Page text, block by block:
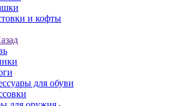
и кофты
для обуви